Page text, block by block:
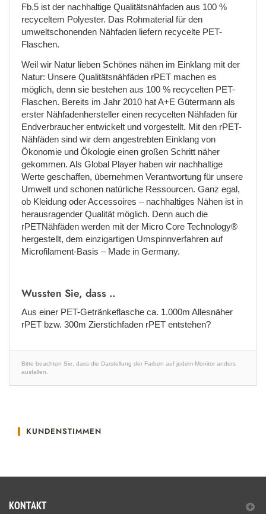
Fb.5 ist der nachhaltige Qualitätsnähfaden aus 100 %
recyceltem Polyester. Das Rohmaterial für den
umweltschonenden Nähfaden liefern recycelte PET-
Flaschen.
Weil wir Natur lieben Schönes nähen im Einklang mit der
Natur: Unsere Qualitätsnähfäden rPET machen es
möglich, denn sie bestehen aus 100 % recycelten PET-
Flaschen. Bereits im Jahr 2010 hat A+E Gütermann als
erster Nähfadenhersteller einen recycelten Nähfaden für
Endverbraucher entwickelt und vorgestellt. Mit den rPET-
Nähfäden sind wir dem angestrebten Einklang von
Ökonomie und Ökologie einen großen Schritt näher
gekommen. Als Global Player haben wir nachhaltige
Werte geschaffen, übernehmen Verantwortung für unsere
Umwelt und schonen natürliche Ressourcen. Ganz egal,
ob Kleidung oder Accessoires – nachhaltiges Nähen ist in
herausragender Qualität möglich. Denn auch die
rPETNähfäden werden mit der Micro Core Technology®
hergestellt, dem einzigartigen Umspinnverfahren auf
Microfilament-Basis – Made in Germany.
Wussten Sie, dass ..
Aus einer PET-Getränkeflasche ca. 1.000m Allesnäher
rPET bzw. 300m Zierstichfaden rPET entstehen?
Bitte beachten Sie, dass die Darstellung der Farben auf jedem Monitor anders
ausfallen.
KUNDENSTIMMEN
KONTAKT